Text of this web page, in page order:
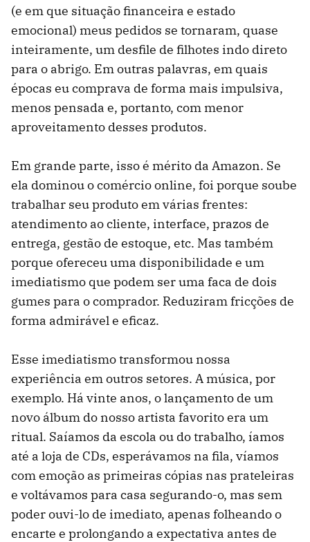
(e em que situação financeira e estado
emocional) meus pedidos se tornaram, quase
inteiramente, um desfile de filhotes indo direto
para o abrigo. Em outras palavras, em quais
épocas eu comprava de forma mais impulsiva,
menos pensada e, portanto, com menor
aproveitamento desses produtos.
Em grande parte, isso é mérito da Amazon. Se
ela dominou o comércio online, foi porque soube
trabalhar seu produto em várias frentes:
atendimento ao cliente, interface, prazos de
entrega, gestão de estoque, etc. Mas também
porque ofereceu uma disponibilidade e um
imediatismo que podem ser uma faca de dois
gumes para o comprador. Reduziram fricções de
forma admirável e eficaz.
Esse imediatismo transformou nossa
experiência em outros setores. A música, por
exemplo. Há vinte anos, o lançamento de um
novo álbum do nosso artista favorito era um
ritual. Saíamos da escola ou do trabalho, íamos
até a loja de CDs, esperávamos na fila, víamos
com emoção as primeiras cópias nas prateleiras
e voltávamos para casa segurando-o, mas sem
poder ouvi-lo de imediato, apenas folheando o
encarte e prolongando a expectativa antes de